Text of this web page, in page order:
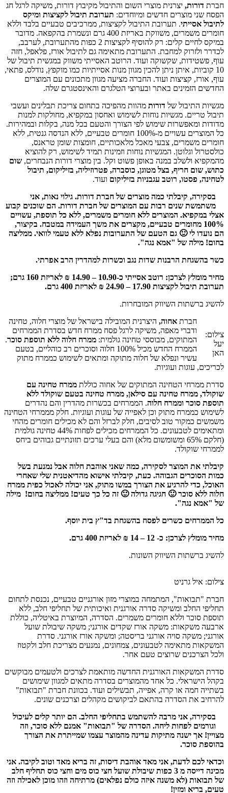
חברת דורות, יצרנית מוצרי השום והתיבול מקיבוץ דורות, משיקה לרגל חג
הפסח שני מוצרים חדשים ומיוחדים: תערובת תיבול לקציצות ומיקס
לתיבול אסייתי. תערובת התיבול לקציצות, ממרכיבים טבעיים בלבד וללא
חומרים משמרים, משווקת באריזת 400 גרם ונשמרת בהקפאה. מדובר
במיקס לחיים קלים: רק להוסיף לקציצות 2 כפות מהתערובת, לערבב,
לכדרר ולזרוק למחבת. התערובת מתאימה גם לתיבול אורז, פלאפל, חזה
עוף, פשטידות, שקשוקה ועוד. הרוטב האסייתי משווק במגשית תיבול של
10 קוביות, איתן ניתן להכין מגוון מנות אסייתיות כמו מוקפץ, נודלס, פתאי,
עוף, אורז, קציצות ועוד. החברה מציעה מגוון מתכונים עם המוצרים
החדשים הזמינים באתר ובערוצי הטלגרם והאינסטגרם שלה.
מגשיות התיבול של דורות מהוות מהפיכה בתחום צריכת תבלינים ועשבי
תיבול טריים. מגשיות נוחות לשימוש ואחסון במקפיא, מחולקות למנות
מדודות ומאפשרות שימוש לפי הצורך והטעם בכל מנה, בקלות ובמהירות.
כל המוצרים עשויים מ-100% חומרים טבעיים, ללא הנדסה גנטית, ללא
חומרים משמרים, צבעי מאכל מלאכותיים, חומצות שומן טראנס,
כולסטרול וגלוטן. המגשיות נוחות וזמינות תמיד לשימוש, רק להוציא
מהמקפיא ולשלב במנה באופן פשוט וקל. בין מוצרי דורות הנבחרים, שום
כתוש, שום חריף, בצל מטוגן, כוסברה, פטרוזיליה, בזיליקום, תיבול
לטחינה, פסטו, רוטב עגבניות בזיליקום ועוד.
בסקירה, קיבלתי כמה מוצרים של חברת דורות. גילוי נאות, אני
משתמשת שנים רבות עם המוצרים של חברת דורות. הם שוכנים קבוע
אצלי במקפיא. המוצרים ללא חומרים משמרים, ללא כל תוספת, עשויים
100% מחומרים טבעיים, מקצרים את משך העמידה במטבח. בקיצור,
הם נועדו לי 🙂 גם הטעם של התערובות נפלא ללא טעמי לוואי. ממליצה
בחום! מילה של "אמא נגה".
כשר בהשגחת הרבנות שדות נגב וכשרות למהדרין הרב אפרתי.
מחיר מומלץ לצרכן: רוטב אסייתי כ-10.90 – 14.90 ₪ לאריזת 160 גרם;
תערובת תיבול לקציצות 17.90 – 24.90 ₪ לאריזת 400 גרם.
להשיג ברשתות השיווק המובחרות.
צילום:
יעל
האן
חברת אחוה, היצרנית המובילה בישראל של מוצרי חלוה, טחינה
ודברי מאפה, משיקה לרגל פסח ממרח חדש בסדרת הממרחים
המתוקים, מבוססי טחינה גולמית: ממרח חלוה ללא תוספת סוכר.
הממרח החדש מכיל 100% חלוה וסוכרים רב כוהליים, בטעם
עשיר ונפלא של חלוה מתוקה ומתאים לשימוש כממרח מתוק
לכריכים, עוגות ועוגיות.
סדרת ממרחי הטחינה המתוקים של אחוה כוללת ממרח טחינה עם
שוקולד, ממרח טחינה עם סילאן, ממרח טחינה בטעם שוקולד ללא
תוספת סוכר וממרח חלוה. הממרחים בכשרות מהדרין והם נהדרים
לשימוש כממרח מתוק וכן לאפייה של עוגות ועוגיות. חלק מממרחי הטחינה
משמשים כמקור טוב לסיבים, חלק לברזל והם לא מכילים חומרים מהחי
ומתאימים לטבעונים. כל הממרחים מכילים לפחות 44% טחינה גולמית
(חלקם 65% ומשומשום מלא) והם בעלי ערכים תזונתיים גבוהים ביחס
לממרחי שוקולד.
קיבלתי את המוצר לסקירה, כמה שאני אוהבת חלוה אבל נמנעת בשל
כמות הסוכרים הגבוהה. כעת, קיבלתי אישוא מהדיאטנית שלי שאחרי
האוכל, כדי להרגיע את הצורך במשו מתוק, אני יכולה לאכול כפית ממרח
חלוה ללא סוכר 🙂 חגיגה גדולה 🙂 זה כל כך טעים! ממליצה בחום! מילה
של "אמא נגה".
כל הממרחים כשרים לפסח בהשגחת בד"ץ בית יוסף.
מחיר מומלץ לצרכן: כ- 12 – 14 ₪ לאריזת 400 גרם.
להשיג ברשתות השיווק השונות.
צילום: איל גרניט
חברת "תבואות", המתמחה במוצרי מזון אורגניים טבעיים, נכנסת לתחום
תחליפי החלב ומשיקה סדרה אורגנית ואיכותית של תחליפי חלב, ללא
תוספת סוכר וללא חומרים משמרים. הסדרה, המיוצרת באיטליה, כוללת
ארבעה משקאות: משקה אורז שקדים אורגני; משקה שיבולת שועל
אורגני; משקה סויה אורגני בריסטה; ומשקה אורז אורגני. סדרת
המשקאות מתאימה לטבעונים, צמחונים, נמנעים מצריכת חלב ולקטוז
ולכל הצרכנים שרוצים טעם אחר.
סדרת המשקאות האורגנית החדשה מותאמת לצרכים ולטעמים מבוקשים
בקהל הישראלי. כל אחד מהמוצרים בסדרה מתאים למגוון שימושים
בשתייה חמה או קרה, אפייה, תבשילים ועוד. בכוונת חברת "תבואות"
להרחיב את הסדרה בהתאם לביקושים מקהלים וצרכנים שונים.
בסקירה, אני מרבה להשתמש בתחליפי החלב. הם יותר קלים לעיכול
וגורמים לפחות ליחה. הסדרה של "תבואות" אמנם ללא סוכר, וזה
מצויין! אך ישנה מתיקות עדינה מהמוצר עצמו שמייתרת את הצורך
בהוספת סוכר.
וכדאי לכם לדעת, אני מאד אוהבת דיסות, זה בריא מאד וטוב לקיבה. אני
מכינה דייסה מ 3 כפות שיבולת שועל חצי כוס מים וחצי כוס תחליף חלב
של תבואות (לא משנה איזה כולם נפלאים) מרתיחה וזהו מוכן לאכילה וזה
טעים, בריא ומזין!